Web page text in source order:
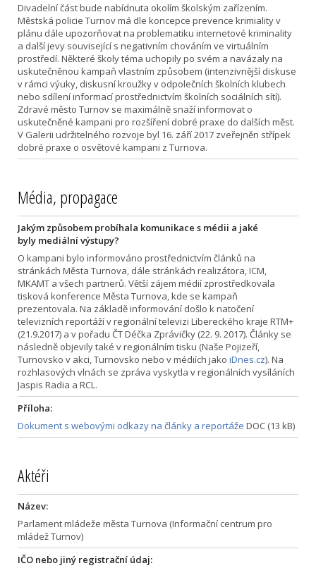
Divadelní část bude nabídnuta okolím školským zařízením.
Městská policie Turnov má dle koncepce prevence krimiality v
plánu dále upozorňovat na problematiku internetové kriminality
a další jevy související s negativním chováním ve virtuálním
prostředí. Některé školy téma uchopily po svém a navázaly na
uskutečněnou kampaň vlastním způsobem (intenzivnější diskuse
v rámci výuky, diskusní kroužky v odpolečních školních klubech
nebo sdílení informací prostřednictvím školních sociálních sítí).
Zdravé město Turnov se maximálně snaží informovat o
uskutečněné kampani pro rozšíření dobré praxe do dalších měst.
V Galerii udržitelného rozvoje byl 16. září 2017 zveřejněn střípek
dobré praxe o osvětové kampani z Turnova.
Média, propagace
Jakým způsobem probíhala komunikace s médii a jaké
byly mediální výstupy?
O kampani bylo informováno prostřednictvím článků na
stránkách Města Turnova, dále stránkách realizátora, ICM,
MKAMT a všech partnerů. Větší zájem médií zprostředkovala
tisková konference Města Turnova, kde se kampaň
prezentovala. Na základě informování došlo k natočení
televizních reportáží v regionální televizi Libereckého kraje RTM+
(21.9.2017) a v pořadu ČT Déčka Zprávičky (22. 9. 2017). Články se
následně objevily také v regionálním tisku (Naše Pojizeří,
Turnovsko v akci, Turnovsko nebo v médiích jako iDnes.cz). Na
rozhlasových vlnách se zpráva vyskytla v regionálních vysíláních
Jaspis Radia a RCL.
Příloha:
Dokument s webovými odkazy na články a reportáže DOC (13 kB)
Aktéři
Název:
Parlament mládeže města Turnova (Informační centrum pro
mládež Turnov)
IČO nebo jiný registrační údaj: